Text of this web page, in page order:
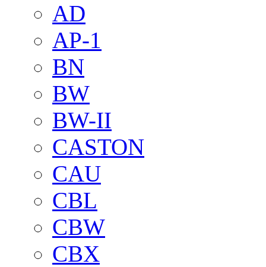
AD
AP-1
BN
BW
BW-II
CASTON
CAU
CBL
CBW
CBX